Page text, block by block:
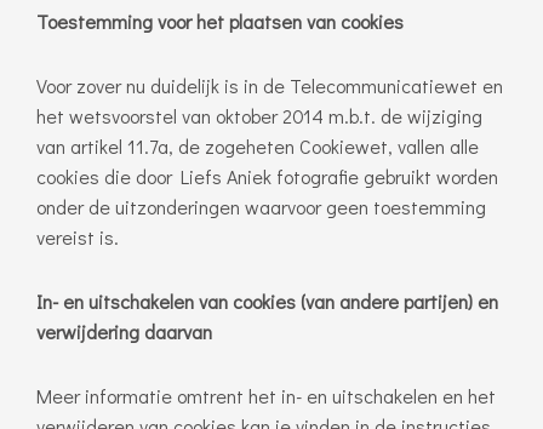
Toestemming voor het plaatsen van cookies
Voor zover nu duidelijk is in de Telecommunicatiewet en
het wetsvoorstel van oktober 2014 m.b.t. de wijziging
van artikel 11.7a, de zogeheten Cookiewet, vallen alle
cookies die door Liefs Aniek fotografie gebruikt worden
onder de uitzonderingen waarvoor geen toestemming
vereist is.
In- en uitschakelen van cookies (van andere partijen) en
verwijdering daarvan
Meer informatie omtrent het in- en uitschakelen en het